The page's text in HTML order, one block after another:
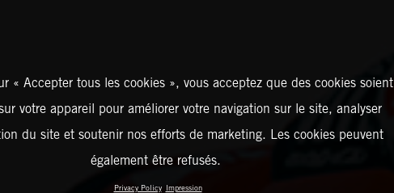
« Accepter tous les cookies », vous acceptez que des cookies soient
votre appareil pour améliorer votre navigation sur le site, analyser
du site et soutenir nos efforts de marketing. Les cookies peuvent
également être refusés.
Privacy Policy Impression